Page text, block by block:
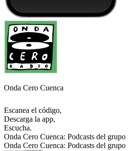
Onda Cero Cuenca
Escanea el código,
Descarga la app,
Escucha.
Onda Cero Cuenca: Podcasts del grupo
Onda Cero Cuenca: Podcasts del grupo